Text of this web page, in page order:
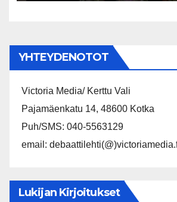
YHTEYDENOTOT
Victoria Media/ Kerttu Vali
Pajamäenkatu 14, 48600 Kotka
Puh/SMS: 040-5563129
email:
Lukijan Kirjoitukset